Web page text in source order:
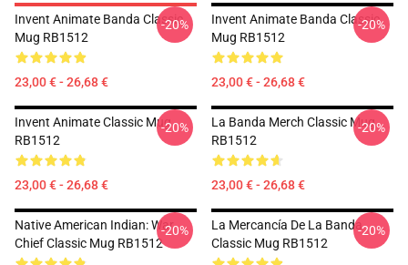
Invent Animate Banda Classic
Mug RB1512
23,00 € - 26,68 €
-20%
Invent Animate Banda Classic
Mug RB1512
23,00 € - 26,68 €
-20%
Invent Animate Classic Mug
RB1512
23,00 € - 26,68 €
-20%
La Banda Merch Classic Mug
RB1512
23,00 € - 26,68 €
-20%
Native American Indian: War
Chief Classic Mug RB1512
-20%
La Mercancía De La Banda
Classic Mug RB1512
-20%